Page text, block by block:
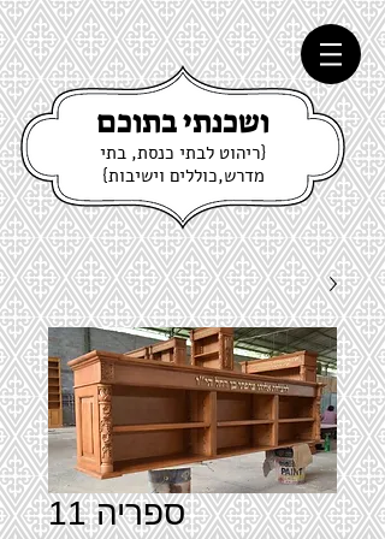
ושכנתי בתוכם
{ריהוט לבתי כנסת, בתי
מדרש,כוללים וישיבות}
ספריה 11